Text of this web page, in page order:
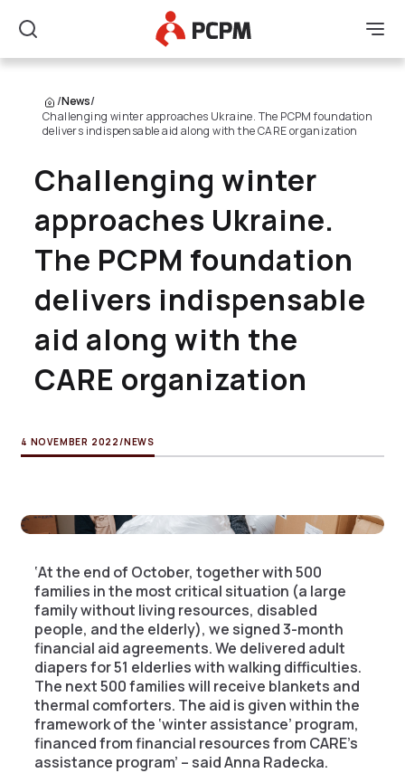
Search
Main Logo
/News/
Challenging winter approaches Ukraine. The PCPM foundation
delivers indispensable aid along with the CARE organization
Challenging winter
approaches Ukraine.
The PCPM foundation
delivers indispensable
aid along with the
CARE organization
4 NOVEMBER 2022 /NEWS
‘At the end of October, together with 500
families in the most critical situation (a large
family without living resources, disabled
people, and the elderly), we signed 3-month
financial aid agreements. We delivered adult
diapers for 51 elderlies with walking difficulties.
The next 500 families will receive blankets and
thermal comforters. The aid is given within the
framework of the ‘winter assistance’ program,
financed from financial resources from CARE’s
assistance program’ – said Anna Radecka.